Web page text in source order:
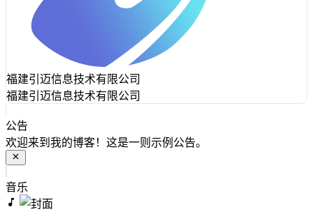
福建引迈信息技术有限公司
福建引迈信息技术有限公司
公告
欢迎来到我的博客！这是一则示例公告。
音乐